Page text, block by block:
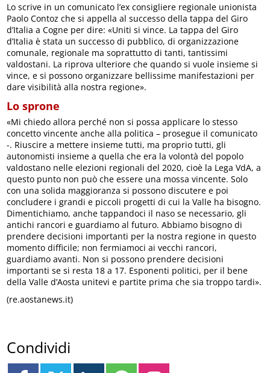
Lo scrive in un comunicato l’ex consigliere regionale unionista
Paolo Contoz che si appella al successo della tappa del Giro
d’Italia a Cogne per dire: «Uniti si vince. La tappa del Giro
d’Italia è stata un successo di pubblico, di organizzazione
comunale, regionale ma soprattutto di tanti, tantissimi
valdostani. La riprova ulteriore che quando si vuole insieme si
vince, e si possono organizzare bellissime manifestazioni per
dare visibilità alla nostra regione».
Lo sprone
«Mi chiedo allora perché non si possa applicare lo stesso
concetto vincente anche alla politica – prosegue il comunicato
-. Riuscire a mettere insieme tutti, ma proprio tutti, gli
autonomisti insieme a quella che era la volontà del popolo
valdostano nelle elezioni regionali del 2020, cioè la Lega VdA, a
questo punto non può che essere una mossa vincente. Solo
con una solida maggioranza si possono discutere e poi
concludere i grandi e piccoli progetti di cui la Valle ha bisogno.
Dimentichiamo, anche tappandoci il naso se necessario, gli
antichi rancori e guardiamo al futuro. Abbiamo bisogno di
prendere decisioni importanti per la nostra regione in questo
momento difficile; non fermiamoci ai vecchi rancori,
guardiamo avanti. Non si possono prendere decisioni
importanti se si resta 18 a 17. Esponenti politici, per il bene
della Valle d’Aosta unitevi e partite prima che sia troppo tardi».
(re.aostanews.it)
Condividi